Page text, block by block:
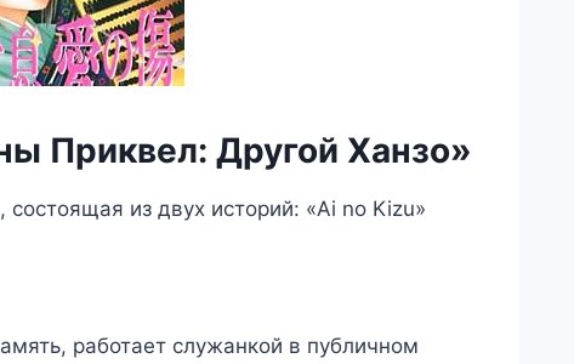
Приквел: Другой Ханзо»
из двух историй: «Ai no Kizu»
работает служанкой в публичном